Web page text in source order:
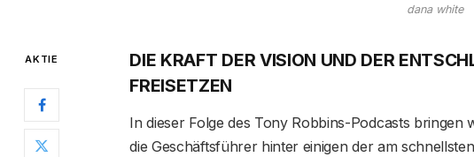
dana white
AKTIE
DIE KRAFT DER VISION UND DER
FREISETZEN
In dieser Folge des Tony Robbins-Podcasts bringen
die Geschäftsführer hinter einigen der am